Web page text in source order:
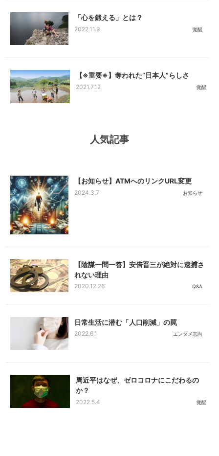
「心を鍛える」とは？
2022.11.9 覚醒
【※重要※】奪われた”日本人”らしさ
2021.7.12 覚醒
人気記事
【お知らせ】ATMへのリンクURL変更
2024.3.7 お知らせ
【陰謀一問一答】安倍晋三が絶対に逮捕さ
れない理由
2020.12.26 Q&A
日常生活に潜む「人口削減」の罠
2022.6.1 エンタメ志向
周近平はなぜ、ゼロコロナにこだわるの
か？
2022.5.4 覚醒